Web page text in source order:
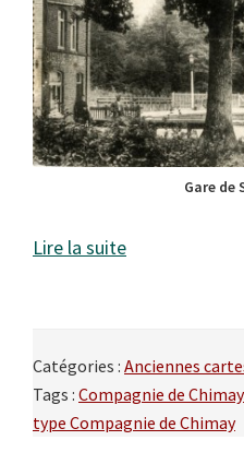
Gare de
Lire la suite
Catégories : Anciennes
Tags : Compagnie de Chimay
type Compagnie de Chimay